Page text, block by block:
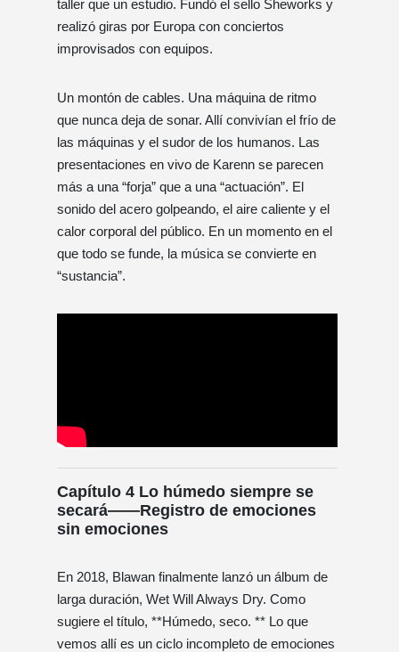
taller que un estudio. Fundó el sello Sheworks y
realizó giras por Europa con conciertos
improvisados ​​con equipos.
Un montón de cables. Una máquina de ritmo
que nunca deja de sonar. Allí convivían el frío de
las máquinas y el sudor de los humanos. Las
presentaciones en vivo de Karenn se parecen
más a una “forja” que a una “actuación”. El
sonido del acero golpeando, el aire caliente y el
calor corporal del público. En un momento en el
que todo se funde, la música se convierte en
“sustancia”.
Capítulo 4 Lo húmedo siempre se
secará——Registro de emociones
sin emociones
En 2018, Blawan finalmente lanzó un álbum de
larga duración, Wet Will Always Dry. Como
sugiere el título, **Húmedo, seco. ** Lo que
vemos allí es un ciclo incompleto de emociones